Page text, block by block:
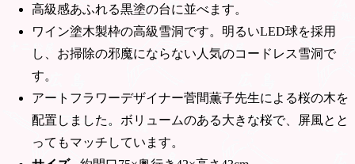
高級感あふれる黒塗の台に並べます。
ワイン塗木製枠の高級雪洞です。明るいLED球を採用
し、お掃除の邪魔にならない人気のコードレス雪洞で
す。
アートフラワーデザイナー菅間薫子先生による桜の木を
配置しました。ボリュームのある大きな桜で、屏風とと
ってもマッチしています。